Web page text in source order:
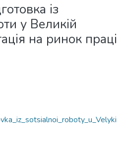
із
у Великій
на ринок праці